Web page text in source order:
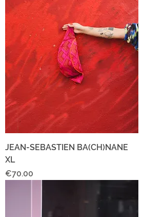
JEAN-SEBASTIEN BA(CH)NANE
XL
Price
€70.00